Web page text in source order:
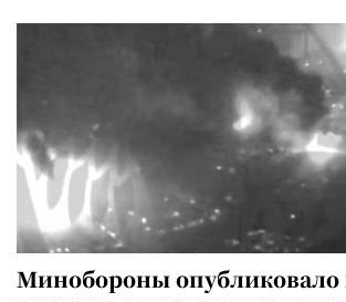
Минобороны опубликовало